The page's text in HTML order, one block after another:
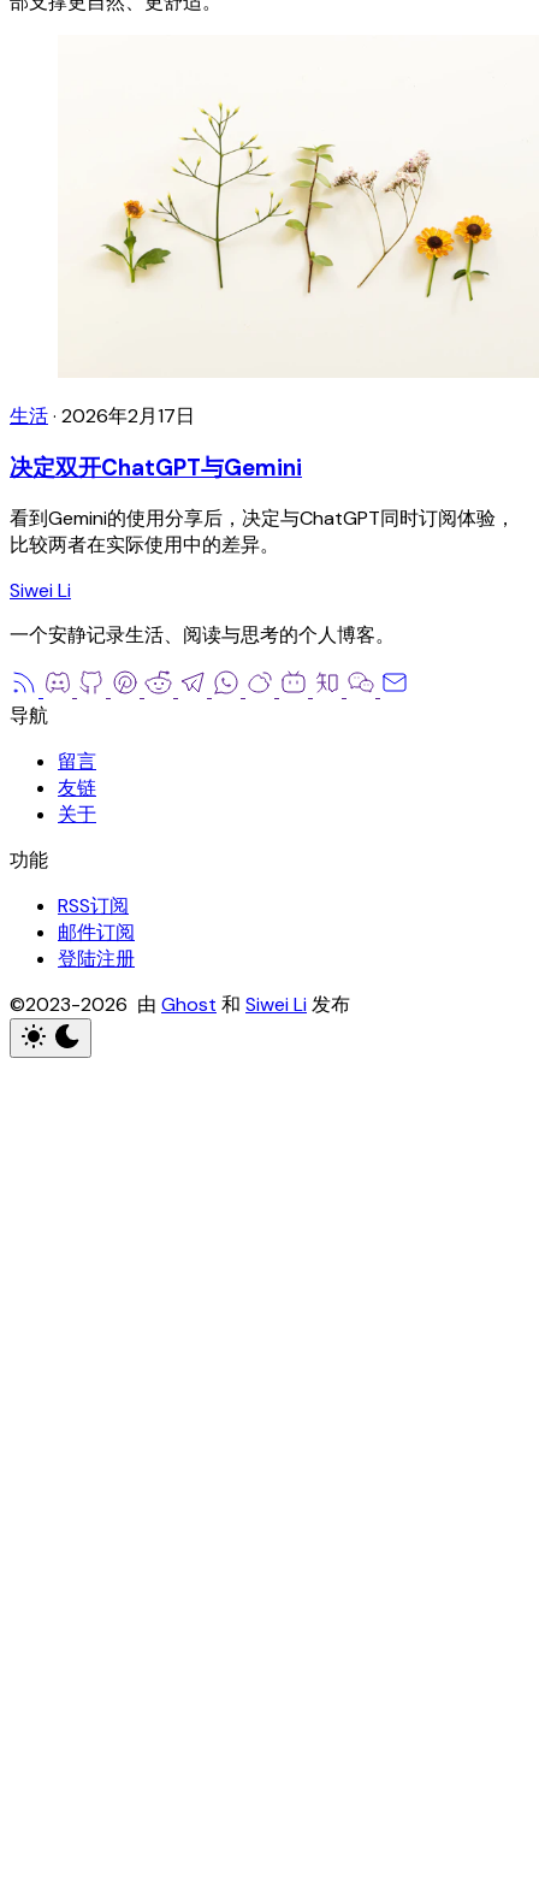
生活· 2026年2月17日
决定双开ChatGPT与Gemini
看到Gemini的使用分享后，决定与ChatGPT同时订阅体验，
比较两者在实际使用中的差异。
Siwei Li
一个安静记录生活、阅读与思考的个人博客。
留言
友链
关于
RSS订阅
邮件订阅
登陆注册
©2023-2026 由 Ghost 和 Siwei Li发布